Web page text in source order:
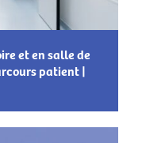
et en salle de
patient |